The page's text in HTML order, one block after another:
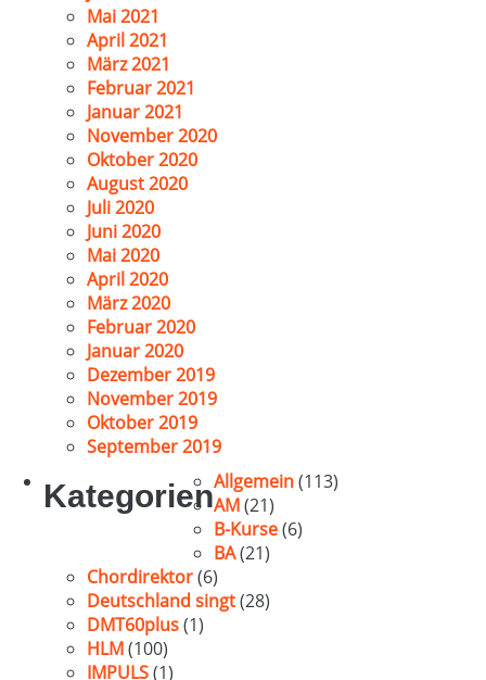
Mai 2021
April 2021
März 2021
Februar 2021
Januar 2021
November 2020
Oktober 2020
August 2020
Juli 2020
Juni 2020
Mai 2020
April 2020
März 2020
Februar 2020
Januar 2020
Dezember 2019
November 2019
Oktober 2019
September 2019
KategorienAllgemein(113)
AM(21)
B-Kurse(6)
BA(21)
Chordirektor(6)
Deutschland singt(28)
DMT60plus(1)
HLM(100)
IMPULS(1)